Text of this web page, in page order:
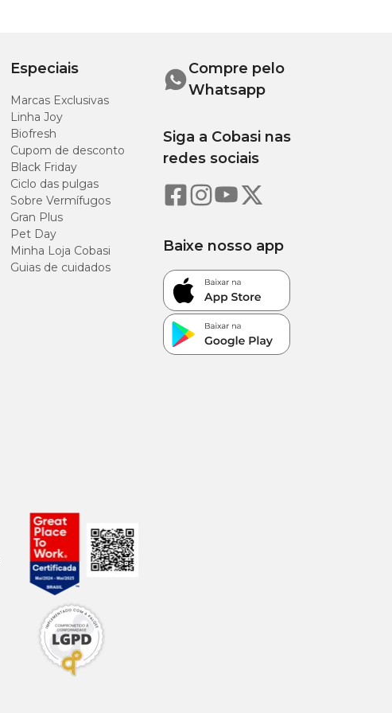
Especiais
Marcas Exclusivas
Linha Joy
Biofresh
Cupom de desconto
Black Friday
Ciclo das pulgas
Sobre Vermífugos
Gran Plus
Pet Day
Minha Loja Cobasi
Guias de cuidados
Compre pelo
Whatsapp
Siga a Cobasi nas
redes sociais
Baixe nosso app